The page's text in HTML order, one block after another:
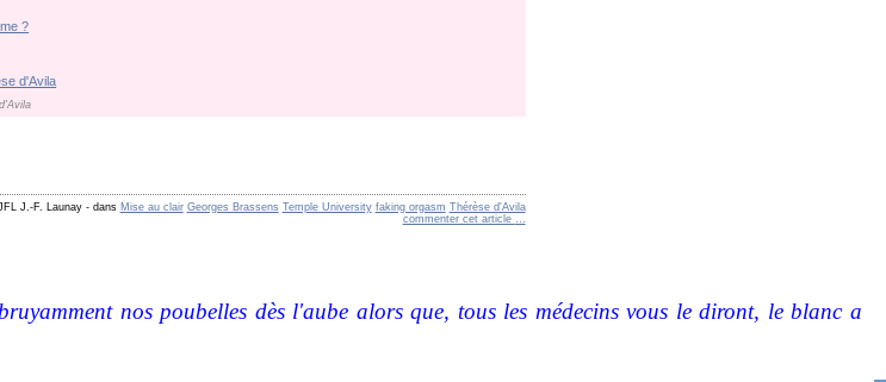
J.-F. Launay -dans Mise au clair Georges Brassens Temple University faking orgasm Thérèse d'Avila
commenter cet article …
nos poubelles dès l'aube alors que, tous les médecins vous le diront, le blanc a